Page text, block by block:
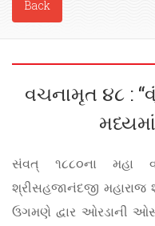
Back
વચનામૃત ૪૮ :
સંવત્ ૧૮૮૦ના મહા
શ્રીસહજાનંદજી મહારાજ
ઉગમણે દ્વાર ઓરડાની